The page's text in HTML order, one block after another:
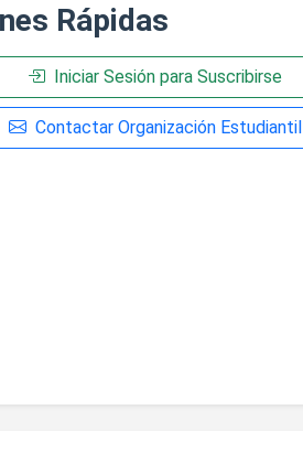
Rápidas
Iniciar Sesión para Suscribirse
Contactar Organización Estudiantil